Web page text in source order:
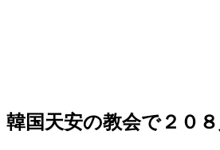
韓国天安の教会で２０